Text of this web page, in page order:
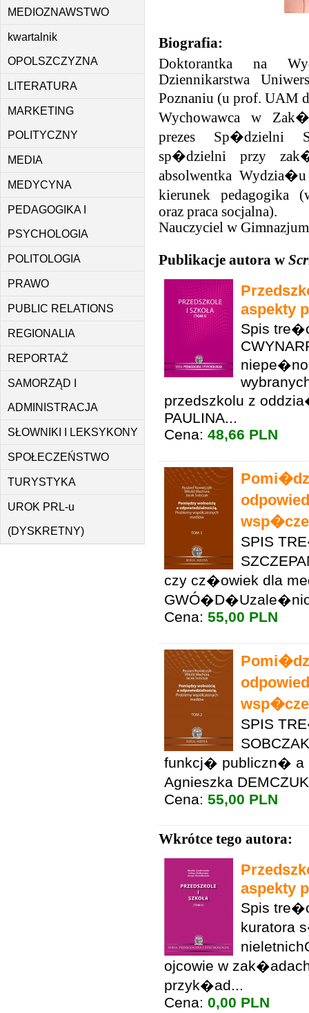
MEDIOZNAWSTWO
kwartalnik
OPOLSZCZYZNA
LITERATURA
MARKETING
POLITYCZNY
MEDIA
MEDYCYNA
PEDAGOGIKA I
PSYCHOLOGIA
POLITOLOGIA
PRAWO
PUBLIC RELATIONS
REGIONALIA
REPORTAŻ
SAMORZĄD I
ADMINISTRACJA
SŁOWNIKI I LEKSYKONY
SPOŁECZEŃSTWO
TURYSTYKA
UROK PRL-u
(DYSKRETNY)
Biografia:
Doktorantka na
Dziennikarstwa
Poznaniu (u prof. UAM
Wychowawca w
prezes Sp�dzielni
sp�dzielni przy
absolwentka
kierunek pedagogika
oraz praca socjalna).
Nauczyciel w
Publikacje autora w
aspekty
Spis
przedszkolu z
PAULINA...
Cena: 48,66 PLN
SPIS
czy cz�owiek dla
Cena: 55,00 PLN
SPIS
funkcj� publiczn� a
Agnieszka
Cena: 55,00 PLN
Wkrótce tego autora:
aspekty
Spis
kuratora
ojcowie w
przyk�ad...
Cena: 0,00 PLN